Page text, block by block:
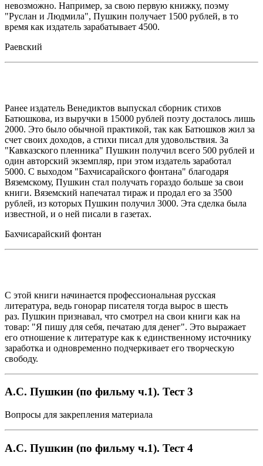
невозможно. Например, за свою первую книжку, поэму
"Руслан и Людмила", Пушкин получает 1500 рублей, в то
время как издатель зарабатывает 4500.
Раевский
Ранее издатель Венедиктов выпускал сборник стихов
Батюшкова, из выручки в 15000 рублей поэту досталось лишь
2000. Это было обычной практикой, так как Батюшков жил за
счет своих доходов, а стихи писал для удовольствия. За
"Кавказского пленника" Пушкин получил всего 500 рублей и
один авторский экземпляр, при этом издатель заработал
5000. С выходом "Бахчисарайского фонтана" благодаря
Вяземскому, Пушкин стал получать гораздо больше за свои
книги. Вяземский напечатал тираж и продал его за 3500
рублей, из которых Пушкин получил 3000. Эта сделка была
известной, и о ней писали в газетах.
Бахчисарайский фонтан
С этой книги начинается профессиональная русская
литература, ведь гонорар писателя тогда вырос в шесть
раз. Пушкин признавал, что смотрел на свои книги как на
товар: "Я пишу для себя, печатаю для денег". Это выражает
его отношение к литературе как к единственному источнику
заработка и одновременно подчеркивает его творческую
свободу.
А.С. Пушкин (по фильму ч.1). Тест 3
Вопросы для закрепления материала
А.С. Пушкин (по фильму ч.1). Тест 4